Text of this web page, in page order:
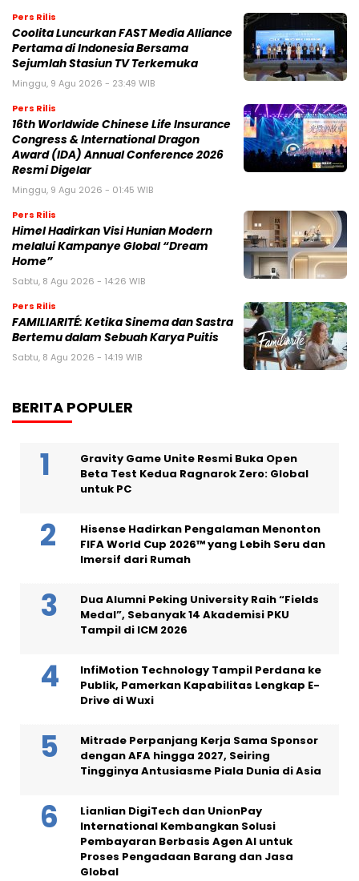
Pers Rilis
Coolita Luncurkan FAST Media Alliance
Pertama di Indonesia Bersama
Sejumlah Stasiun TV Terkemuka
Minggu, 9 Agu 2026 - 23:49 WIB
Pers Rilis
16th Worldwide Chinese Life Insurance
Congress & International Dragon
Award (IDA) Annual Conference 2026
Resmi Digelar
Minggu, 9 Agu 2026 - 01:45 WIB
Pers Rilis
Himel Hadirkan Visi Hunian Modern
melalui Kampanye Global “Dream
Home”
Sabtu, 8 Agu 2026 - 14:26 WIB
Pers Rilis
FAMILIARITÉ: Ketika Sinema dan Sastra
Bertemu dalam Sebuah Karya Puitis
Sabtu, 8 Agu 2026 - 14:19 WIB
BERITA POPULER
Gravity Game Unite Resmi Buka Open
Beta Test Kedua Ragnarok Zero: Global
untuk PC
Hisense Hadirkan Pengalaman Menonton
FIFA World Cup 2026™ yang Lebih Seru dan
Imersif dari Rumah
Dua Alumni Peking University Raih “Fields
Medal”, Sebanyak 14 Akademisi PKU
Tampil di ICM 2026
InfiMotion Technology Tampil Perdana ke
Publik, Pamerkan Kapabilitas Lengkap E-
Drive di Wuxi
Mitrade Perpanjang Kerja Sama Sponsor
dengan AFA hingga 2027, Seiring
Tingginya Antusiasme Piala Dunia di Asia
Lianlian DigiTech dan UnionPay
International Kembangkan Solusi
Pembayaran Berbasis Agen AI untuk
Proses Pengadaan Barang dan Jasa
Global